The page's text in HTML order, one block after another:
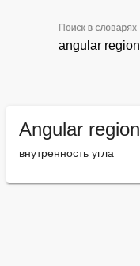
Поиск в словарях
Angular region
внутренность угла